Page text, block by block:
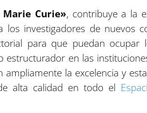
Marie Curie», contribuye a la
investigadores de nuevos
para que puedan ocupar
en las
la excelencia y
alta calidad en todo el